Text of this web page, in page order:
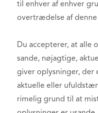
til enhver af enhver
overtrædelse af denne
Du accepterer, at alle
sande, nøjagtige,
giver oplysninger, der
aktuelle eller
rimelig grund til at